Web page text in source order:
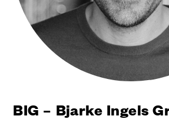
Boutons et accessoires pour
Poignées pour portes coulissantes
Poignées pour portes coulissantes
FINITIONS
SYSTÈMES
BIG – Bjarke Ingels